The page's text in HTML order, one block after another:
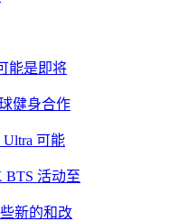
能是即将
健身合作
Ultra 可能
BTS 活动至
新的和改